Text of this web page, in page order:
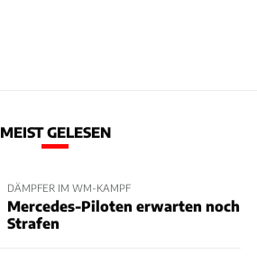
MEIST GELESEN
DÄMPFER IM WM-KAMPF
Mercedes-Piloten erwarten noch
Strafen